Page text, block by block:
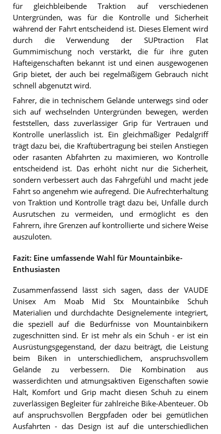
für gleichbleibende Traktion auf verschiedenen
Untergründen, was für die Kontrolle und Sicherheit
während der Fahrt entscheidend ist. Dieses Element wird
durch die Verwendung der SUPtraction Flat
Gummimischung noch verstärkt, die für ihre guten
Hafteigenschaften bekannt ist und einen ausgewogenen
Grip bietet, der auch bei regelmäßigem Gebrauch nicht
schnell abgenutzt wird.
Fahrer, die in technischem Gelände unterwegs sind oder
sich auf wechselnden Untergründen bewegen, werden
feststellen, dass zuverlässiger Grip für Vertrauen und
Kontrolle unerlässlich ist. Ein gleichmäßiger Pedalgriff
trägt dazu bei, die Kraftübertragung bei steilen Anstiegen
oder rasanten Abfahrten zu maximieren, wo Kontrolle
entscheidend ist. Das erhöht nicht nur die Sicherheit,
sondern verbessert auch das Fahrgefühl und macht jede
Fahrt so angenehm wie aufregend. Die Aufrechterhaltung
von Traktion und Kontrolle trägt dazu bei, Unfälle durch
Ausrutschen zu vermeiden, und ermöglicht es den
Fahrern, ihre Grenzen auf kontrollierte und sichere Weise
auszuloten.
Fazit: Eine umfassende Wahl für Mountainbike-
Enthusiasten
Zusammenfassend lässt sich sagen, dass der VAUDE
Unisex Am Moab Mid Stx Mountainbike Schuh
Materialien und durchdachte Designelemente integriert,
die speziell auf die Bedürfnisse von Mountainbikern
zugeschnitten sind. Er ist mehr als ein Schuh - er ist ein
Ausrüstungsgegenstand, der dazu beiträgt, die Leistung
beim Biken in unterschiedlichem, anspruchsvollem
Gelände zu verbessern. Die Kombination aus
wasserdichten und atmungsaktiven Eigenschaften sowie
Halt, Komfort und Grip macht diesen Schuh zu einem
zuverlässigen Begleiter für zahlreiche Bike-Abenteuer. Ob
auf anspruchsvollen Bergpfaden oder bei gemütlichen
Ausfahrten - das Design ist auf die unterschiedlichen